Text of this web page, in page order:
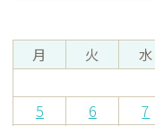
月 火 水
5
6 7